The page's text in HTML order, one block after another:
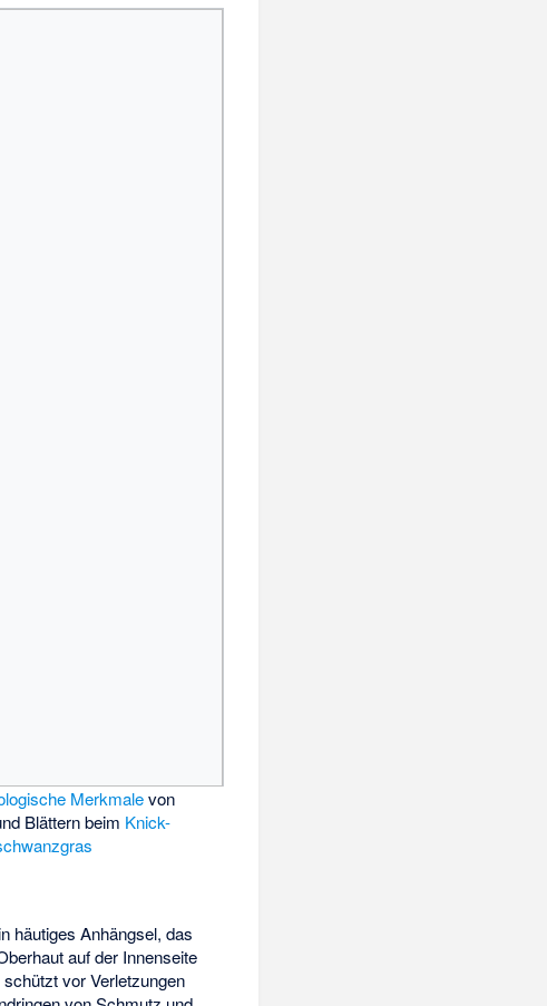
Merkmalevon
Blättern beim Knick-
häutiges Anhängsel, das
auf der Innenseite
vor Verletzungen